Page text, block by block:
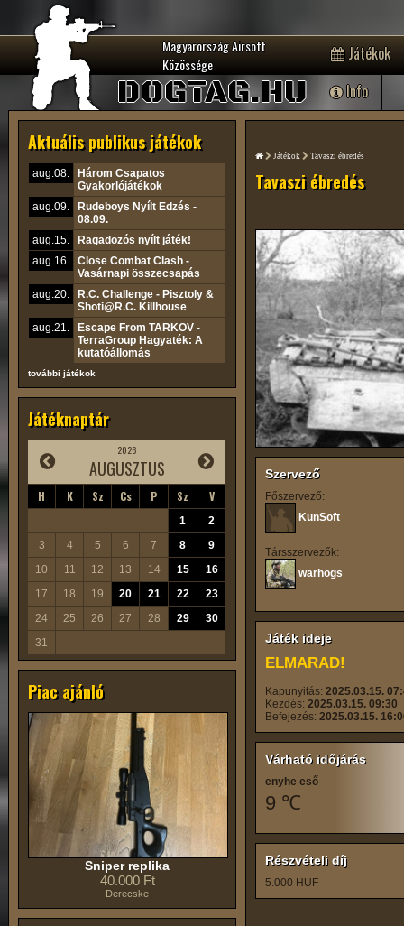
Magyarország Airsoft
Közössége
DOGTAG.HU
Játékok
Info
Aktuális publikus játékok
aug.08.
Három Csapatos
Gyakorlójátékok
aug.09.
Rudeboys Nyílt Edzés -
08.09.
aug.15.
Ragadozós nyílt játék!
aug.16.
Close Combat Clash -
Vasárnapi összecsapás
aug.20.
R.C. Challenge - Pisztoly &
Shoti@R.C. Killhouse
aug.21.
Escape From TARKOV -
TerraGroup Hagyaték: A
kutatóállomás
további játékok
Játéknaptár
2026
AUGUSZTUS
H K Sz Cs P Sz V
1
2
3
4 5 6 7 8
9
10
11 12 13 14 15
16
17
18 19 20 21 22
23
24
25 26 27 28 29
30
31
Piac ajánló
Sniper replika
40.000 Ft
Derecske
Játékok Tavaszi ébredés
Tavaszi ébredés
Szervező
Főszervező:
KunSoft
Társszervezők:
warhogs
Játék ideje
ELMARAD!
Kapunyitás: 2025.03.15.
Kezdés: 2025.03.15. 09:30
Befejezés: 2025.03.15.
Várható időjárás
enyhe eső
9 ℃
Részvételi díj
5.000 HUF